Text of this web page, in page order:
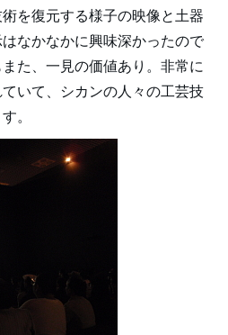
を復元する様子の映像と土器
なかなかに興味深かったので
た、一見の価値あり。非常に
いて、シカンの人々の工芸技
。